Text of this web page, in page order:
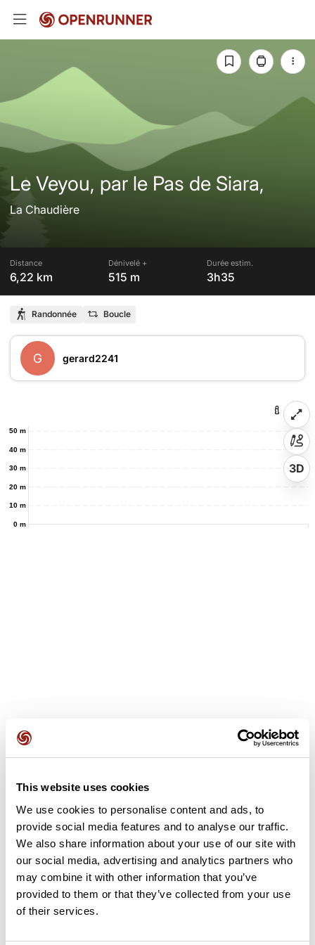
This website uses cookies
We use cookies to personalise content and ads, to
provide social media features and to analyse our traffic.
We also share information about your use of our site with
our social media, advertising and analytics partners who
may combine it with other information that you’ve
provided to them or that they’ve collected from your use
of their services.
Le Veyou, par le Pas de Siara,
La Chaudière
Distance
6,22 km
Dénivelé +
515 m
Durée estim.
3h35
Randonnée Boucle
G gerard2241
0 m
10 m
20 m
30 m
40 m
50 m
3D
Ajouter un avis
Découvrez ce parcours de randonnée de 6,2 km à proximité de